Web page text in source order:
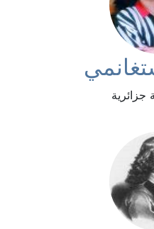
جزائرية